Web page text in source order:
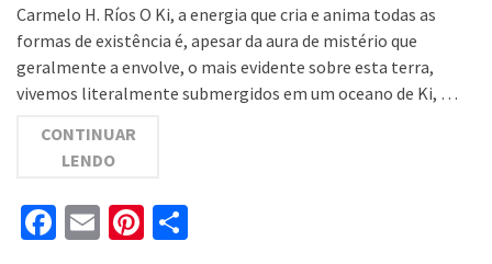
Carmelo H. Ríos O Ki, a energia que cria e anima todas as
formas de existência é, apesar da aura de mistério que
geralmente a envolve, o mais evidente sobre esta terra,
vivemos literalmente submergidos em um oceano de Ki, …
CONTINUAR
LENDO
Facebook
EmailPinterest